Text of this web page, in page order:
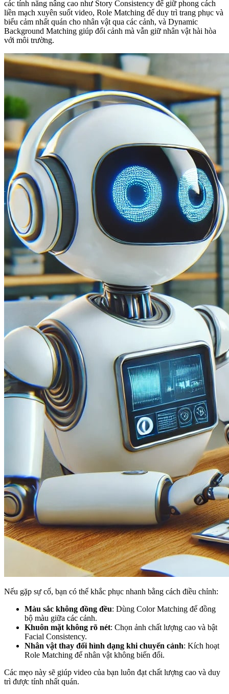
các tính năng nâng cao như Story Consistency để giữ phong cách
liền mạch xuyên suốt video, Role Matching để duy trì trang phục và
biểu cảm nhất quán cho nhân vật qua các cảnh, và Dynamic
Background Matching giúp đổi cảnh mà vẫn giữ nhân vật hài hòa
với môi trường.
Nếu gặp sự cố, bạn có thể khắc phục nhanh bằng cách điều chỉnh:
Màu sắc không đồng đều: Dùng Color Matching để đồng
bộ màu giữa các cảnh.
Khuôn mặt không rõ nét: Chọn ảnh chất lượng cao và bật
Facial Consistency.
Nhân vật thay đổi hình dạng khi chuyển cảnh: Kích hoạt
Role Matching để nhân vật không biến đổi.
Các mẹo này sẽ giúp video của bạn luôn đạt chất lượng cao và duy
trì được tính nhất quán.